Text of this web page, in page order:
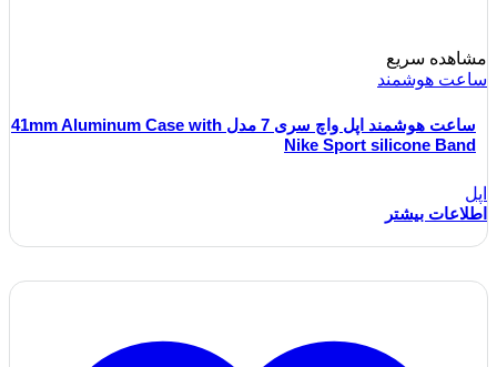
مشاهده سریع
ساعت هوشمند
ساعت هوشمند اپل واچ سری 7 مدل 41mm Aluminum Case with
Nike Sport silicone Band
اپل
اطلاعات بیشتر